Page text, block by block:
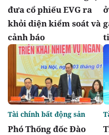
đưa cổ phiếu EVG ra
khỏi diện kiểm soát và
cảnh báo
Phó Thống đốc Đào
Tài chính bất động sản